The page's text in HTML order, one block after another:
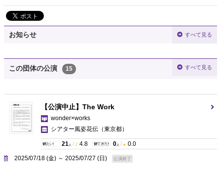
お知らせ すべて見る
この団体の公演 15 すべて見る
【公演中止】The Work
wonder×works
シアター風姿花伝 （東京都）
21 人 / 4.8 0 人 / 0.0
2025/07/18 (金) ～ 2025/07/27 (日) 公演終了